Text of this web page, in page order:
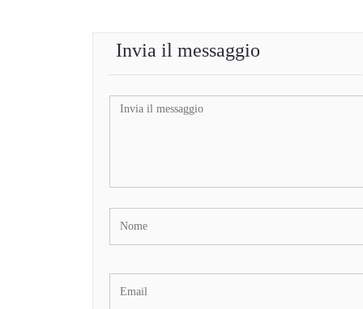
Invia il messaggio